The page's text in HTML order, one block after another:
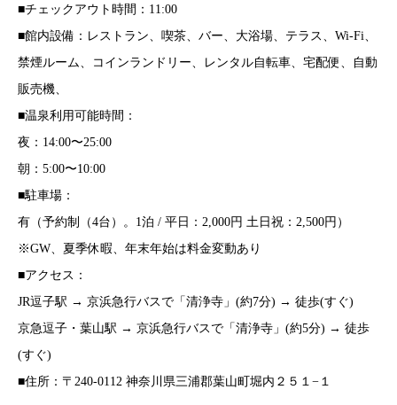
■チェックアウト時間：11:00
■館内設備：レストラン、喫茶、バー、大浴場、テラス、Wi-Fi、
禁煙ルーム、コインランドリー、レンタル自転車、宅配便、自動
販売機、
■温泉利用可能時間：
夜：14:00〜25:00
朝：5:00〜10:00
■駐車場：
有（予約制（4台）。1泊 / 平日：2,000円 土日祝：2,500円）
※GW、夏季休暇、年末年始は料金変動あり
■アクセス：
JR逗子駅 → 京浜急行バスで「清浄寺」(約7分) → 徒歩(すぐ)
京急逗子・葉山駅 → 京浜急行バスで「清浄寺」(約5分) → 徒歩
(すぐ)
■住所：〒240-0112 神奈川県三浦郡葉山町堀内２５１−１